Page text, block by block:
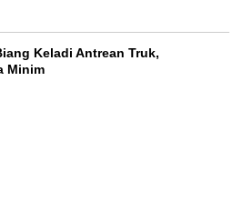
Keladi Antrean Truk,
Minim